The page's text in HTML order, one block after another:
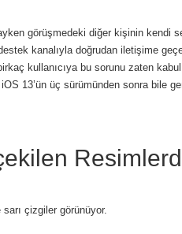
görüşmedeki diğer kişinin kendi
kanalıyla doğrudan iletişime
kullanıcıya bu sorunu zaten
13’ün üç sürümünden sonra bile
çizgiler görünüyor.